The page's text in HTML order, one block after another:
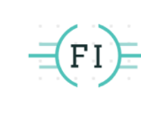
content